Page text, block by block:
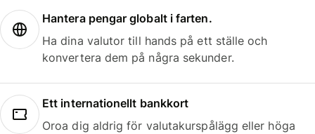
Hantera pengar globalt i farten.
Ha dina valutor till hands på ett ställe och
konvertera dem på några sekunder.
Ett internationellt bankkort
Oroa dig aldrig för valutakurspålägg eller höga